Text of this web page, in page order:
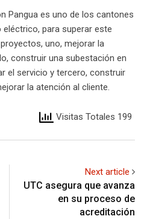
Pangua es uno de los cantones
para superar este
uno, mejorar la
construir una subestación en
el servicio y tercero, construir
la atención al cliente.
Visitas Totales 199
Next article
UTC asegura que avanza
en su proceso de
acreditación